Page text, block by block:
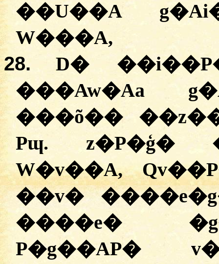
��U��A
W���A,
28.
D�
���Aw�Aa
���õ��
Pɰ. z�P�ģ�
W�v��A,
��v�
����e�
P�g��AP�